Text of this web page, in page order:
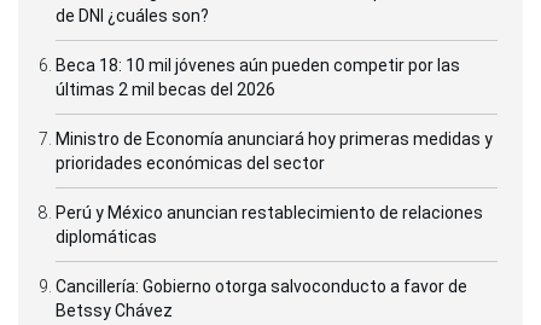
de DNI ¿cuáles son?
Beca 18: 10 mil jóvenes aún pueden competir por las
últimas 2 mil becas del 2026
Ministro de Economía anunciará hoy primeras medidas y
prioridades económicas del sector
Perú y México anuncian restablecimiento de relaciones
diplomáticas
Cancillería: Gobierno otorga salvoconducto a favor de
Betssy Chávez